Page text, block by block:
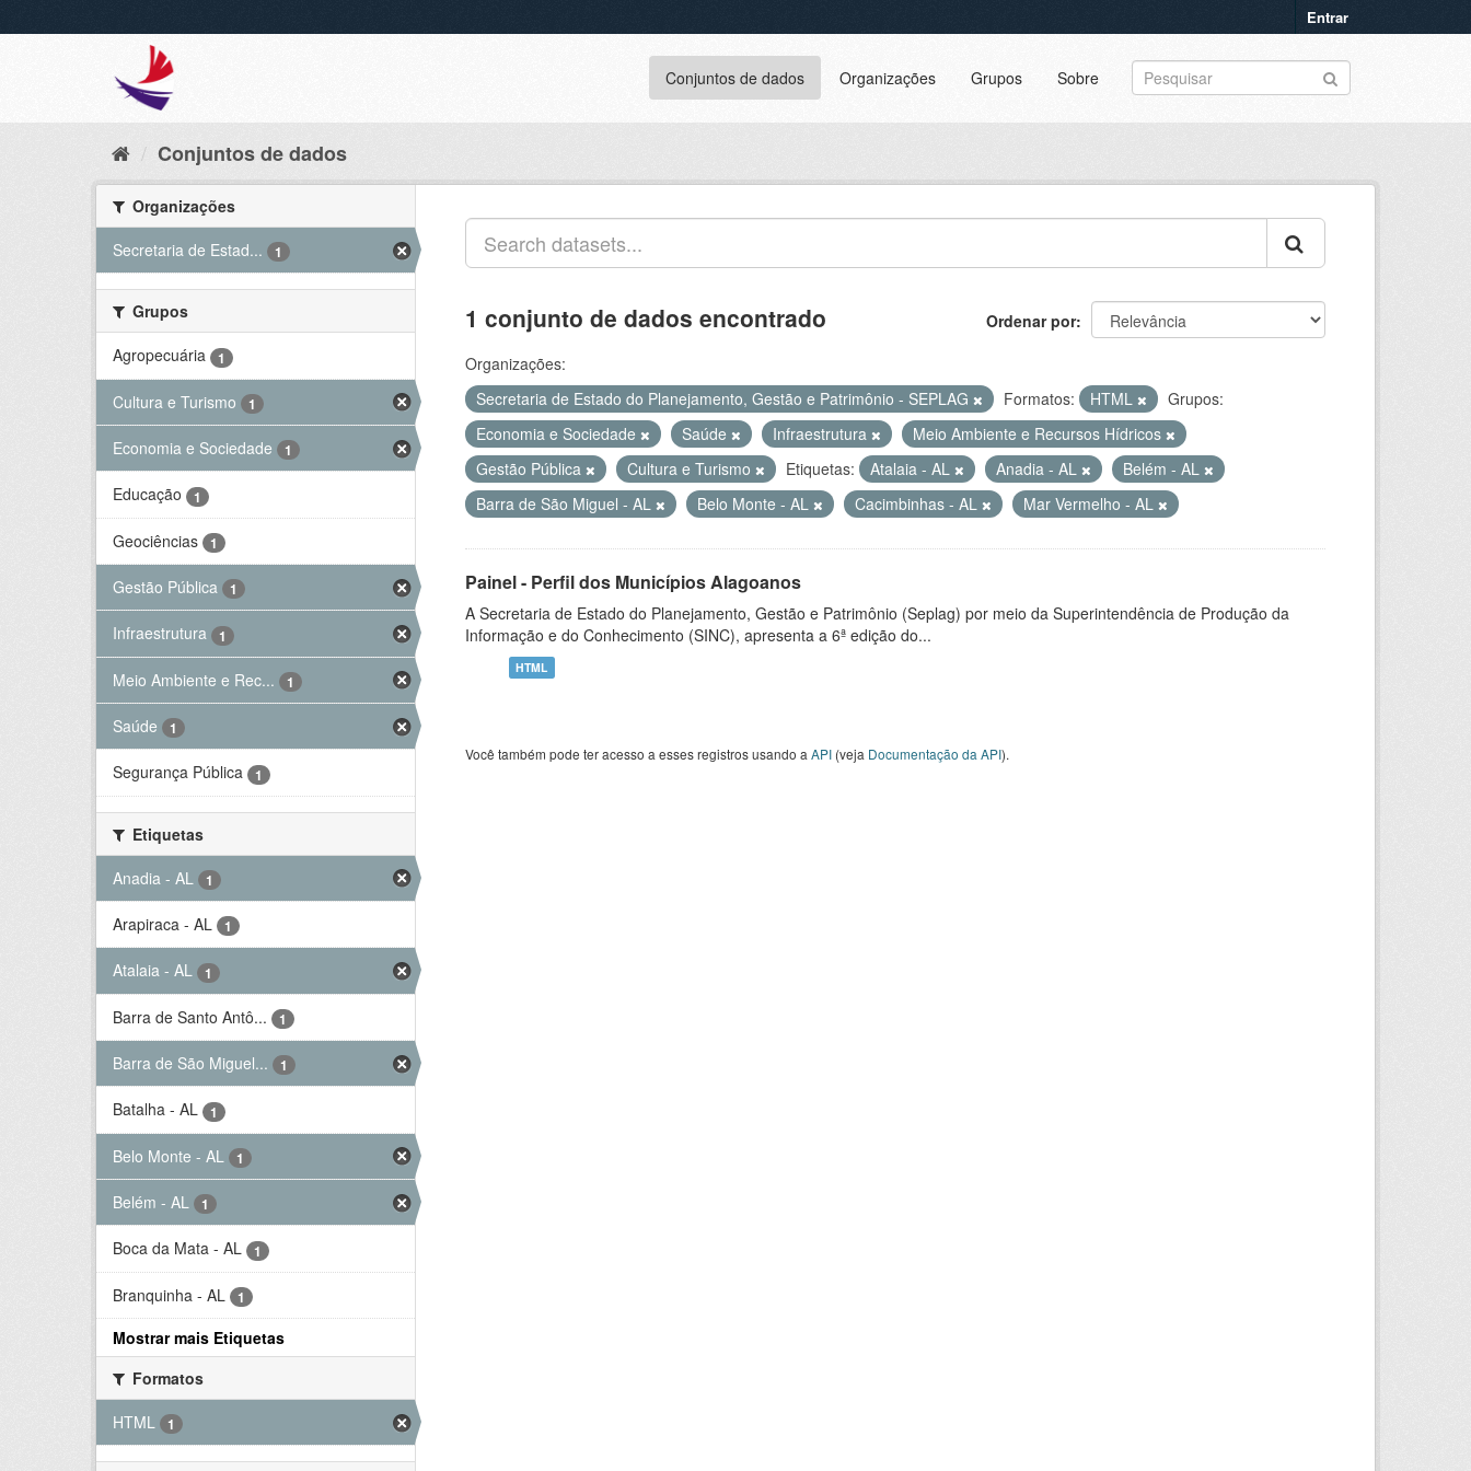
Entrar
Conjuntos de dados Organizações Grupos Sobre
Conjuntos de dados
Organizações
Secretaria de Estad...
1
Grupos
Agropecuária
1
Cultura e Turismo 1
Economia e Sociedade 1
Educação 1
Geociências 1
Gestão Pública 1
Infraestrutura 1
Meio Ambiente e Rec... 1
Saúde 1
Segurança Pública 1
Etiquetas
Anadia - AL
1
Arapiraca - AL 1
Atalaia - AL 1
Barra de Santo Antô... 1
Barra de São Miguel... 1
Batalha - AL 1
Belo Monte - AL 1
Belém - AL 1
Boca da Mata - AL 1
Branquinha - AL 1
Mostrar mais Etiquetas
Formatos
HTML
1
Ordenar por
1 conjunto de dados encontrado
Organizações:
Secretaria de Estado do Planejamento, Gestão e Patrimônio - SEPLAG
Formatos: HTML
Grupos:
Economia e Sociedade
Saúde Infraestrutura
Meio Ambiente e Recursos Hídricos
Gestão Pública
Cultura e Turismo Etiquetas: Atalaia - AL Anadia - AL
Belém - AL
Barra de São Miguel - AL
Belo Monte - AL Cacimbinhas - AL Mar Vermelho - AL
Painel - Perfil dos Municípios Alagoanos
A Secretaria de Estado do Planejamento, Gestão e Patrimônio (Seplag) por meio da Superintendência de Produção da
Informação e do Conhecimento (SINC), apresenta a 6ª edição do...
HTML
Você também pode ter acesso a esses registros usando a API (veja Documentação da API).